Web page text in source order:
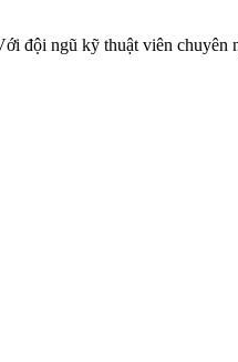
đội ngũ kỹ thuật viên